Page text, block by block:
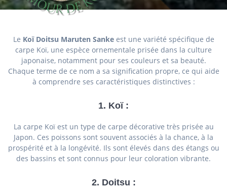
Le Koï Doitsu Maruten Sankeest une variété spécifique de
carpe Koï, une espèce ornementale prisée dans la culture
japonaise, notamment pour ses couleurs et sa beauté.
Chaque terme de ce nom a sa signification propre, ce qui aide
à comprendre ses caractéristiques distinctives :
1. Koï:
La carpe Koï est un type de carpe décorative très prisée au
Japon. Ces poissons sont souvent associés à la chance, à la
prospérité et à la longévité. Ils sont élevés dans des étangs ou
des bassins et sont connus pour leur coloration vibrante.
2. Doitsu :